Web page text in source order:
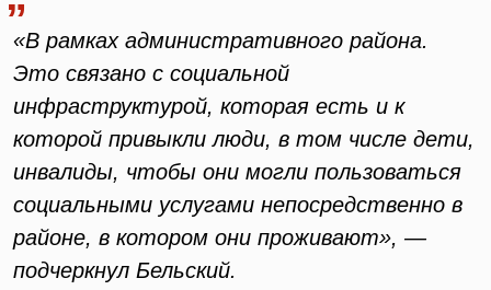
«В рамках административного района.
Это связано с социальной
инфраструктурой, которая есть и к
которой привыкли люди, в том числе дети,
инвалиды, чтобы они могли пользоваться
социальными услугами непосредственно в
районе, в котором они проживают», —
подчеркнул Бельский.